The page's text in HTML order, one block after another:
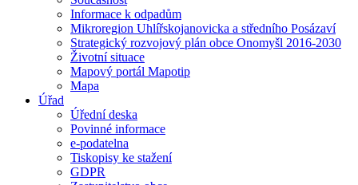
Informace k odpadům
Mikroregion Uhlířskojanovicka a středního Posázaví
Strategický rozvojový plán obce Onomyšl 2016-2030
Životní situace
Mapový portál Mapotip
Mapa
Úřad
Úřední deska
Povinné informace
e-podatelna
Tiskopisy ke stažení
GDPR